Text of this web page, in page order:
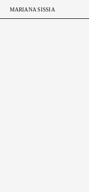
MARIANA SISSIA
ESPENG